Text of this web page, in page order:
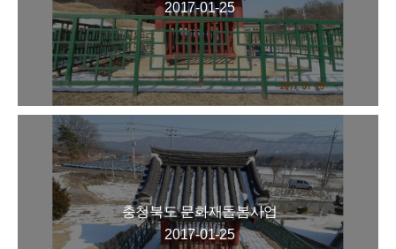
2017-01-25
충청북도 문화재돌봄사업
2017-01-25